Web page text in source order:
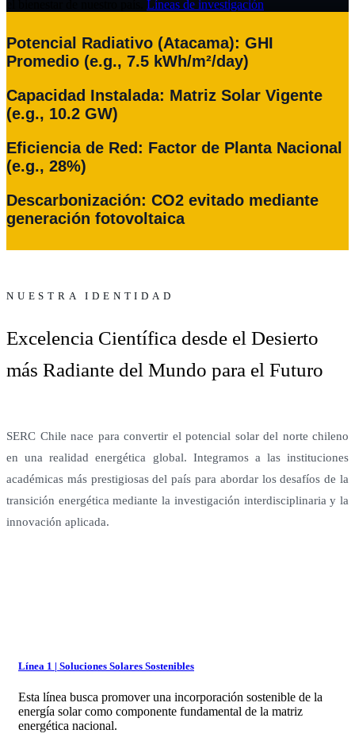
Líneas de investigación
Potencial Radiativo (Atacama): GHI
Promedio (e.g., 7.5 kWh/m²/day)
Capacidad Instalada: Matriz Solar Vigente
(e.g., 10.2 GW)
Eficiencia de Red: Factor de Planta Nacional
(e.g., 28%)
Descarbonización: CO2 evitado mediante
generación fotovoltaica
NUESTRA IDENTIDAD
Excelencia Científica desde el Desierto
más Radiante del Mundo para el Futuro
SERC Chile nace para convertir el potencial solar del norte chileno
en una realidad energética global. Integramos a las instituciones
académicas más prestigiosas del país para abordar los desafíos de la
transición energética mediante la investigación interdisciplinaria y la
innovación aplicada.
Línea 1 | Soluciones Solares Sostenibles
Esta línea busca promover una incorporación sostenible de la
energía solar como componente fundamental de la matriz
energética nacional.